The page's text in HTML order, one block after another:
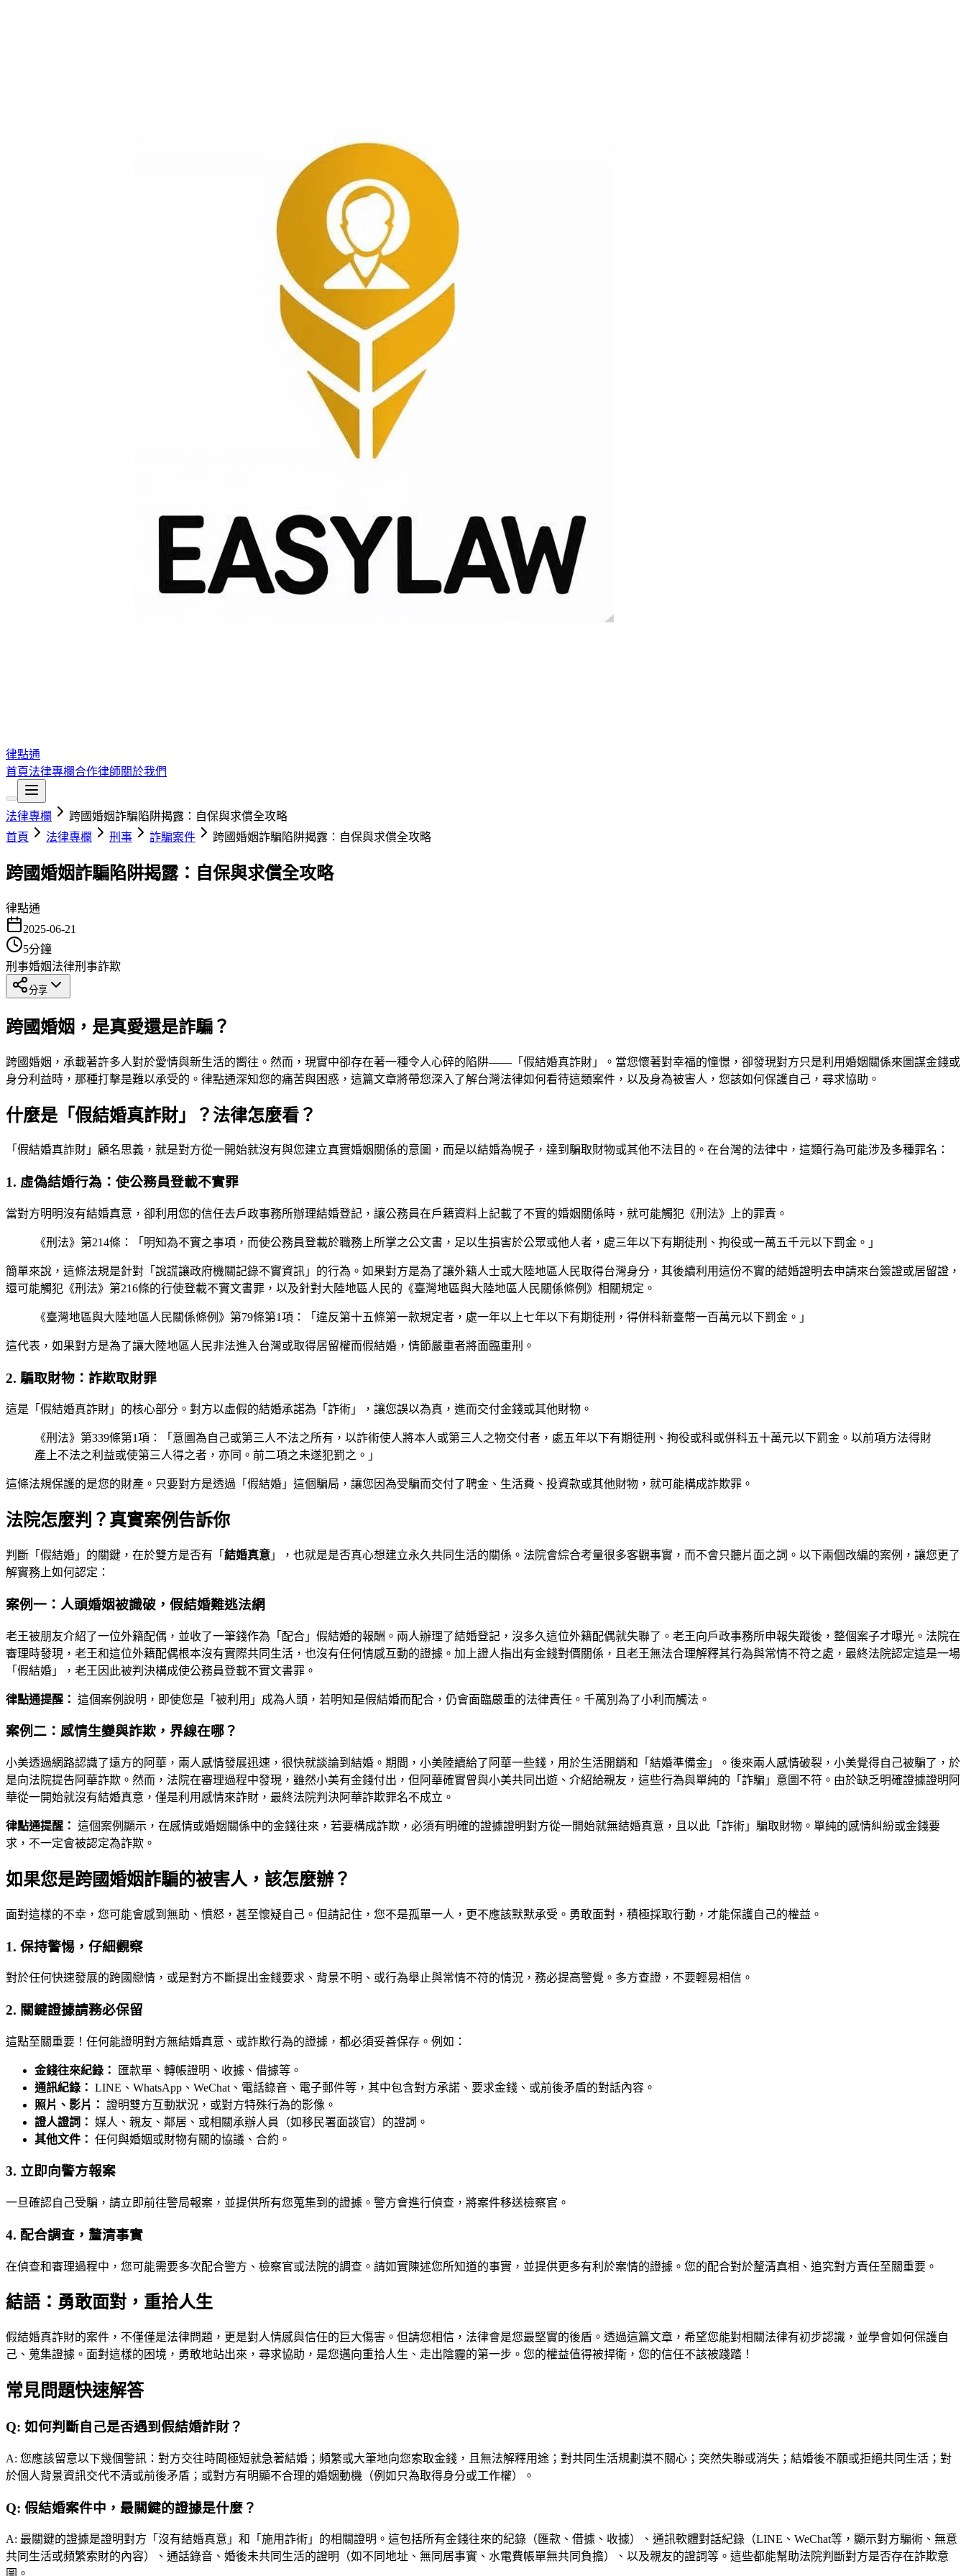
律點通
首頁法律專欄合作律師關於我們
法律專欄
跨國婚姻詐騙陷阱揭露：自保與求償全攻略
首頁
法律專欄 刑事 詐騙案件 跨國婚姻詐騙陷阱揭露：自保與求償全攻略
跨國婚姻詐騙陷阱揭露：自保與求償全攻略
律點通
2025-06-21
5分鐘
刑事婚姻法律刑事詐欺
分享
跨國婚姻，是真愛還是詐騙？
跨國婚姻，承載著許多人對於愛情與新生活的嚮往。然而，現實中卻存在著一種令人心碎的陷阱——「假結婚真詐財」。當您懷著對幸福的憧憬，卻發現對方只是利用婚姻關係來圖謀金錢或
身分利益時，那種打擊是難以承受的。律點通深知您的痛苦與困惑，這篇文章將帶您深入了解台灣法律如何看待這類案件，以及身為被害人，您該如何保護自己，尋求協助。
什麼是「假結婚真詐財」？法律怎麼看？
「假結婚真詐財」顧名思義，就是對方從一開始就沒有與您建立真實婚姻關係的意圖，而是以結婚為幌子，達到騙取財物或其他不法目的。在台灣的法律中，這類行為可能涉及多種罪名：
1. 虛偽結婚行為：使公務員登載不實罪
當對方明明沒有結婚真意，卻利用您的信任去戶政事務所辦理結婚登記，讓公務員在戶籍資料上記載了不實的婚姻關係時，就可能觸犯《刑法》上的罪責。
《刑法》第214條：「明知為不實之事項，而使公務員登載於職務上所掌之公文書，足以生損害於公眾或他人者，處三年以下有期徒刑、拘役或一萬五千元以下罰金。」
簡單來說，這條法規是針對「說謊讓政府機關記錄不實資訊」的行為。如果對方是為了讓外籍人士或大陸地區人民取得台灣身分，其後續利用這份不實的結婚證明去申請來台簽證或居留證，
還可能觸犯《刑法》第216條的行使登載不實文書罪，以及針對大陸地區人民的《臺灣地區與大陸地區人民關係條例》相關規定。
《臺灣地區與大陸地區人民關係條例》第79條第1項：「違反第十五條第一款規定者，處一年以上七年以下有期徒刑，得併科新臺幣一百萬元以下罰金。」
這代表，如果對方是為了讓大陸地區人民非法進入台灣或取得居留權而假結婚，情節嚴重者將面臨重刑。
2. 騙取財物：詐欺取財罪
這是「假結婚真詐財」的核心部分。對方以虛假的結婚承諾為「詐術」，讓您誤以為真，進而交付金錢或其他財物。
《刑法》第339條第1項：「意圖為自己或第三人不法之所有，以詐術使人將本人或第三人之物交付者，處五年以下有期徒刑、拘役或科或併科五十萬元以下罰金。以前項方法得財
產上不法之利益或使第三人得之者，亦同。前二項之未遂犯罰之。」
這條法規保護的是您的財產。只要對方是透過「假結婚」這個騙局，讓您因為受騙而交付了聘金、生活費、投資款或其他財物，就可能構成詐欺罪。
法院怎麼判？真實案例告訴你
判斷「假結婚」的關鍵，在於雙方是否有「 結婚真意 」，也就是是否真心想建立永久共同生活的關係。法院會綜合考量很多客觀事實，而不會只聽片面之詞。以下兩個改編的案例，讓您更了
解實務上如何認定：
案例一：人頭婚姻被識破，假結婚難逃法網
老王被朋友介紹了一位外籍配偶，並收了一筆錢作為「配合」假結婚的報酬。兩人辦理了結婚登記，沒多久這位外籍配偶就失聯了。老王向戶政事務所申報失蹤後，整個案子才曝光。法院在
審理時發現，老王和這位外籍配偶根本沒有實際共同生活，也沒有任何情感互動的證據。加上證人指出有金錢對價關係，且老王無法合理解釋其行為與常情不符之處，最終法院認定這是一場
「假結婚」，老王因此被判決構成使公務員登載不實文書罪。
律點通提醒： 這個案例說明，即使您是「被利用」成為人頭，若明知是假結婚而配合，仍會面臨嚴重的法律責任。千萬別為了小利而觸法。
案例二：感情生變與詐欺，界線在哪？
小美透過網路認識了遠方的阿華，兩人感情發展迅速，很快就談論到結婚。期間，小美陸續給了阿華一些錢，用於生活開銷和「結婚準備金」。後來兩人感情破裂，小美覺得自己被騙了，於
是向法院提告阿華詐欺。然而，法院在審理過程中發現，雖然小美有金錢付出，但阿華確實曾與小美共同出遊、介紹給親友，這些行為與單純的「詐騙」意圖不符。由於缺乏明確證據證明阿
華從一開始就沒有結婚真意，僅是利用感情來詐財，最終法院判決阿華詐欺罪名不成立。
律點通提醒： 這個案例顯示，在感情或婚姻關係中的金錢往來，若要構成詐欺，必須有明確的證據證明對方從一開始就無結婚真意，且以此「詐術」騙取財物。單純的感情糾紛或金錢要
求，不一定會被認定為詐欺。
如果您是跨國婚姻詐騙的被害人，該怎麼辦？
面對這樣的不幸，您可能會感到無助、憤怒，甚至懷疑自己。但請記住，您不是孤單一人，更不應該默默承受。勇敢面對，積極採取行動，才能保護自己的權益。
1. 保持警惕，仔細觀察
對於任何快速發展的跨國戀情，或是對方不斷提出金錢要求、背景不明、或行為舉止與常情不符的情況，務必提高警覺。多方查證，不要輕易相信。
2. 關鍵證據請務必保留
這點至關重要！任何能證明對方無結婚真意、或詐欺行為的證據，都必須妥善保存。例如：
金錢往來紀錄：
匯款單、轉帳證明、收據、借據等。
通訊紀錄： LINE、WhatsApp、WeChat、電話錄音、電子郵件等，其中包含對方承諾、要求金錢、或前後矛盾的對話內容。
照片、影片： 證明雙方互動狀況，或對方特殊行為的影像。
證人證詞： 媒人、親友、鄰居、或相關承辦人員（如移民署面談官）的證詞。
其他文件： 任何與婚姻或財物有關的協議、合約。
3. 立即向警方報案
一旦確認自己受騙，請立即前往警局報案，並提供所有您蒐集到的證據。警方會進行偵查，將案件移送檢察官。
4. 配合調查，釐清事實
在偵查和審理過程中，您可能需要多次配合警方、檢察官或法院的調查。請如實陳述您所知道的事實，並提供更多有利於案情的證據。您的配合對於釐清真相、追究對方責任至關重要。
結語：勇敢面對，重拾人生
假結婚真詐財的案件，不僅僅是法律問題，更是對人情感與信任的巨大傷害。但請您相信，法律會是您最堅實的後盾。透過這篇文章，希望您能對相關法律有初步認識，並學會如何保護自
己、蒐集證據。面對這樣的困境，勇敢地站出來，尋求協助，是您邁向重拾人生、走出陰霾的第一步。您的權益值得被捍衛，您的信任不該被踐踏！
常見問題快速解答
Q: 如何判斷自己是否遇到假結婚詐財？
A: 您應該留意以下幾個警訊：對方交往時間極短就急著結婚；頻繁或大筆地向您索取金錢，且無法解釋用途；對共同生活規劃漠不關心；突然失聯或消失；結婚後不願或拒絕共同生活；對
於個人背景資訊交代不清或前後矛盾；或對方有明顯不合理的婚姻動機（例如只為取得身分或工作權）。
Q: 假結婚案件中，最關鍵的證據是什麼？
A: 最關鍵的證據是證明對方「沒有結婚真意」和「施用詐術」的相關證明。這包括所有金錢往來的紀錄（匯款、借據、收據）、通訊軟體對話紀錄（LINE、WeChat等，顯示對方騙術、無意
共同生活或頻繁索財的內容）、通話錄音、婚後未共同生活的證明（如不同地址、無同居事實、水電費帳單無共同負擔）、以及親友的證詞等。這些都能幫助法院判斷對方是否存在詐欺意